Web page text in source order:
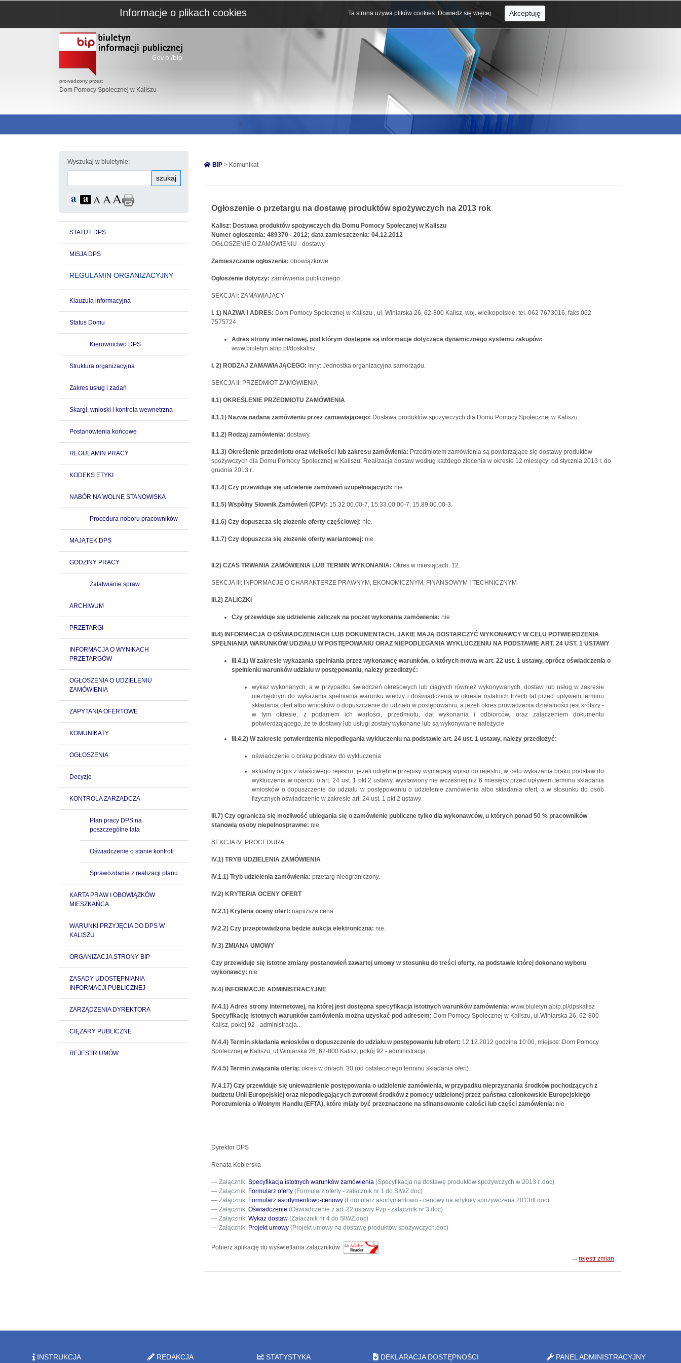
prowadzony przez:
Dom Pomocy Społecznej w Kaliszu
Wyszukaj w biuletynie:
szukaj
STATUT DPS
MISJA DPS
REGULAMIN ORGANIZACYJNY
Klauzula informacyjna
Status Domu
Kierownictwo DPS
Struktura organizacyjna
Zakres usług i zadań
Skargi, wnioski i kontrola wewnetrzna
Postanowienia końcowe
REGULAMIN PRACY
KODEKS ETYKI
NABÓR NA WOLNE STANOWISKA
Procedura noboru pracowników
MAJĄTEK DPS
GODZINY PRACY
Załatwianie spraw
ARCHIWUM
PRZETARGI
INFORMACJA O WYNIKACH
PRZETARGÓW
OGŁOSZENIA O UDZIELENIU
ZAMÓWIENIA
ZAPYTANIA OFERTOWE
KOMUNIKATY
OGŁOSZENIA
Decyzje
KONTROLA ZARZĄDCZA
Plan pracy DPS na
poszczególne lata
Oświadczenie o stanie kontroli
Sprawozdanie z realizacji planu
KARTA PRAW I OBOWIĄZKÓW
MIESZKAŃCA
WARUNKI PRZYJĘCIA DO DPS W
KALISZU
ORGANIZACJA STRONY BIP
ZASADY UDOSTĘPNIANIA
INFORMACJI PUBLICZNEJ
ZARZĄDZENIA DYREKTORA
CIĘŻARY PUBLICZNE
REJESTR UMÓW
BIP > Komunikat
Ogłoszenie o przetargu na dostawę produktów spożywczych na 2013 rok
Kalisz: Dostawa produktów spożywczych dla Domu Pomocy Społecznej w Kaliszu
Numer ogłoszenia: 489370 - 2012; data zamieszczenia: 04.12.2012
OGŁOSZENIE O ZAMÓWIENIU - dostawy
Zamieszczanie ogłoszenia: obowiązkowe.
Ogłoszenie dotyczy: zamówienia publicznego.
SEKCJA I: ZAMAWIAJĄCY
I. 1) NAZWA I ADRES: Dom Pomocy Społecznej w Kaliszu , ul. Winiarska 26, 62-800 Kalisz, woj. wielkopolskie, tel. 062 7673016, faks 062
7575724.
Adres strony internetowej, pod którym dostępne są informacje dotyczące dynamicznego systemu zakupów:
www.biuletyn.abip.pl/dpskalisz
I. 2) RODZAJ ZAMAWIAJĄCEGO: Inny: Jednostka organizacyjna samorządu.
SEKCJA II: PRZEDMIOT ZAMÓWIENIA
II.1) OKREŚLENIE PRZEDMIOTU ZAMÓWIENIA
II.1.1) Nazwa nadana zamówieniu przez zamawiającego: Dostawa produktów spożywczych dla Domu Pomocy Społecznej w Kaliszu.
II.1.2) Rodzaj zamówienia: dostawy.
II.1.3) Określenie przedmiotu oraz wielkości lub zakresu zamówienia: Przedmiotem zamówienia są powtarzające się dostawy produktów
spożywczych dla Domu Pomocy Społecznej w Kaliszu. Realizacja dostaw według każdego zlecenia w okresie 12 miesięcy: od stycznia 2013 r. do
grudnia 2013 r..
II.1.4) Czy przewiduje się udzielenie zamówień uzupełniających: nie.
II.1.5) Wspólny Słownik Zamówień (CPV): 15.32.00.00-7, 15.33.00.00-7, 15.89.00.00-3.
II.1.6) Czy dopuszcza się złożenie oferty częściowej: nie.
II.1.7) Czy dopuszcza się złożenie oferty wariantowej: nie.
II.2) CZAS TRWANIA ZAMÓWIENIA LUB TERMIN WYKONANIA: Okres w miesiącach: 12.
SEKCJA III: INFORMACJE O CHARAKTERZE PRAWNYM, EKONOMICZNYM, FINANSOWYM I TECHNICZNYM
III.2) ZALICZKI
Czy przewiduje się udzielenie zaliczek na poczet wykonania zamówienia: nie
III.4) INFORMACJA O OŚWIADCZENIACH LUB DOKUMENTACH, JAKIE MAJĄ DOSTARCZYĆ WYKONAWCY W CELU POTWIERDZENIA
SPEŁNIANIA WARUNKÓW UDZIAŁU W POSTĘPOWANIU ORAZ NIEPODLEGANIA WYKLUCZENIU NA PODSTAWIE ART. 24 UST. 1 USTAWY
III.4.1) W zakresie wykazania spełniania przez wykonawcę warunków, o których mowa w art. 22 ust. 1 ustawy, oprócz oświadczenia o
spełnieniu warunków udziału w postępowaniu, należy przedłożyć:
wykaz wykonanych, a w przypadku świadczeń okresowych lub ciągłych również wykonywanych, dostaw lub usług w zakresie
niezbędnym do wykazania spełniania warunku wiedzy i doświadczenia w okresie ostatnich trzech lat przed upływem terminu
składania ofert albo wniosków o dopuszczenie do udziału w postępowaniu, a jeżeli okres prowadzenia działalności jest krótszy -
w tym okresie, z podaniem ich wartości, przedmiotu, dat wykonania i odbiorców, oraz załączeniem dokumentu
potwierdzającego, że te dostawy lub usługi zostały wykonane lub są wykonywane należycie
III.4.2) W zakresie potwierdzenia niepodlegania wykluczeniu na podstawie art. 24 ust. 1 ustawy, należy przedłożyć:
oświadczenie o braku podstaw do wykluczenia
aktualny odpis z właściwego rejestru, jeżeli odrębne przepisy wymagają wpisu do rejestru, w celu wykazania braku podstaw do
wykluczenia w oparciu o art. 24 ust. 1 pkt 2 ustawy, wystawiony nie wcześniej niż 6 miesięcy przed upływem terminu składania
wniosków o dopuszczenie do udziału w postępowaniu o udzielenie zamówienia albo składania ofert, a w stosunku do osób
fizycznych oświadczenie w zakresie art. 24 ust. 1 pkt 2 ustawy
III.7) Czy ogranicza się możliwość ubiegania się o zamówienie publiczne tylko dla wykonawców, u których ponad 50 % pracowników
stanowią osoby niepełnosprawne: nie
SEKCJA IV: PROCEDURA
IV.1) TRYB UDZIELENIA ZAMÓWIENIA
IV.1.1) Tryb udzielenia zamówienia: przetarg nieograniczony.
IV.2) KRYTERIA OCENY OFERT
IV.2.1) Kryteria oceny ofert: najniższa cena.
IV.2.2) Czy przeprowadzona będzie aukcja elektroniczna: nie.
IV.3) ZMIANA UMOWY
Czy przewiduje się istotne zmiany postanowień zawartej umowy w stosunku do treści oferty, na podstawie której dokonano wyboru
wykonawcy: nie
IV.4) INFORMACJE ADMINISTRACYJNE
IV.4.1) Adres strony internetowej, na której jest dostępna specyfikacja istotnych warunków zamówienia: www.biuletyn.abip.pl/dpskalisz
Specyfikację istotnych warunków zamówienia można uzyskać pod adresem: Dom Pomocy Spolecznej w Kaliszu, ul.Winiarska 26, 62-800
Kalisz, pokój 92 - administracja..
IV.4.4) Termin składania wniosków o dopuszczenie do udziału w postępowaniu lub ofert: 12.12.2012 godzina 10:00, miejsce: Dom Pomocy
Spolecznej w Kaliszu, ul.Winiarska 26, 62-800 Kalisz, pokój 92 - administracja..
IV.4.5) Termin związania ofertą: okres w dniach: 30 (od ostatecznego terminu składania ofert).
IV.4.17) Czy przewiduje się unieważnienie postępowania o udzielenie zamówienia, w przypadku nieprzyznania środków pochodzących z
budżetu Unii Europejskiej oraz niepodlegających zwrotowi środków z pomocy udzielonej przez państwa członkowskie Europejskiego
Porozumienia o Wolnym Handlu (EFTA), które miały być przeznaczone na sfinansowanie całości lub części zamówienia: nie
Dyrektor DPS
Renata Kobierska
Załącznik: Specyfikacja istotnych warunków zamówienia (Specyfikacja na dostawę produktów spożywczych w 2013 r..doc)
Załącznik: Formularz oferty (Formularz oferty - załącznik nr 1 do SIWZ.doc)
Załącznik: Formularz asortymentowo-cenowy (Formularz asortymentowo - cenowy na artykuły spożywczena 2013rII.doc)
Załącznik: Oświadczenie (Oświadczenie z art. 22 ustawy Pzp - załącznik nr 3.doc)
Załącznik: Wykaz dostaw (Załacznik nr 4 do SIWZ.doc)
Załącznik: Projekt umowy (Projekt umowy na dostawę produktów spożywczych.doc)
Pobierz aplikację do wyświetlania załączników:
rejestr zmian
Informacje o plikach cookies Ta strona używa plików cookies. Dowiedz się więcej... Akceptuję
INSTRUKCJA REDAKCJA STATYSTYKA DEKLARACJA DOSTĘPNOŚCI PANEL ADMINISTRACYJNY